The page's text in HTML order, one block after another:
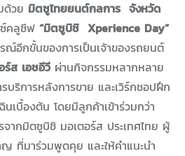
ด้วย มิตซูไทยยนต์กลการ จังหวัด
คลูซีฟ “มิตซูบิชิ Xperience Day”
อีกขั้นของการเป็นเจ้าของรถยนต์
ส เอชอีวี ผ่านกิจกรรมหลากหลาย
บริการหลังการขาย และเวิร์กชอปฝึก
เบื้องต้น โดยมีลูกค้าเข้าร่วมกว่า
ากมิตซูบิชิ มอเตอร์ส ประเทศไทย ผู้
ญ ที่มาร่วมพูดคุย และให้คำแนะนำ